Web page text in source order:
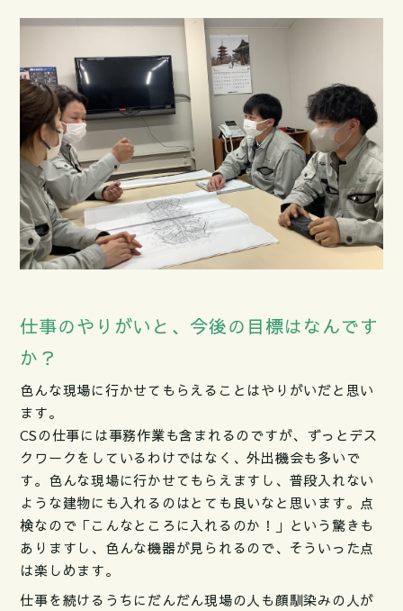
仕事のやりがいと、今後の目標はなんです
か？
色んな現場に行かせてもらえることはやりがいだと思い
ます。
CSの仕事には事務作業も含まれるのですが、ずっとデス
クワークをしているわけではなく、外出機会も多いで
す。色んな現場に行かせてもらえますし、普段入れない
ような建物にも入れるのはとても良いなと思います。点
検なので「こんなところに入れるのか！」という驚きも
ありますし、色んな機器が見られるので、そういった点
は楽しめます。
仕事を続けるうちにだんだん現場の人も顔馴染みの人が